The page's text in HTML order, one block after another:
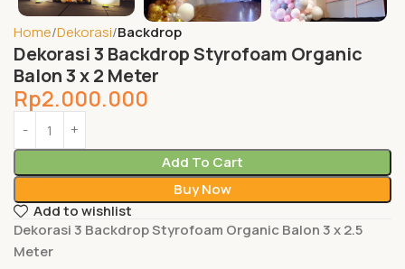
Home Dekorasi Backdrop
Dekorasi 3 Backdrop Styrofoam Organic
Balon 3 x 2 Meter
Rp2.000.000
Add To Cart
Buy Now
Add to wishlist
Dekorasi 3 Backdrop Styrofoam Organic Balon 3 x 2.5
Meter